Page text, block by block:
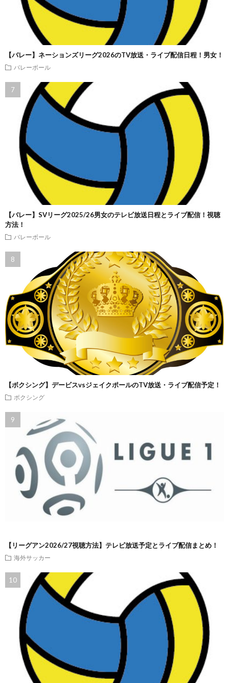
【バレー】ネーションズリーグ2026のTV放送・ライブ配信日程！男女！
バレーボール
【バレー】SVリーグ2025/26男女のテレビ放送日程とライブ配信！視聴
方法！
バレーボール
【ボクシング】デービスvsジェイクポールのTV放送・ライブ配信予定！
ボクシング
【リーグアン2026/27視聴方法】テレビ放送予定とライブ配信まとめ！
海外サッカー